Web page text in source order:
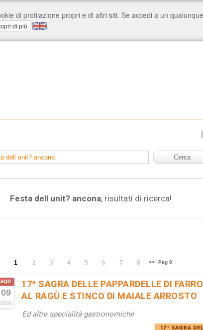
Festa dell unit? ancona, risultati di ricerca!
1 2 3 4 5 6 7 8 >> Pag 8
ago
09
2026
17ª SAGRA DELLE PAPPARDELLE DI FARRO
AL RAGÙ E STINCO DI MAIALE ARROSTO
Ed altre specialità gastronomiche